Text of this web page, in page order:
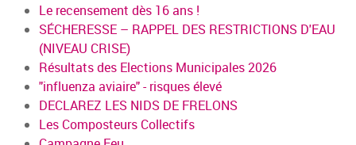
Le recensement dès 16 ans !
SÉCHERESSE – RAPPEL DES RESTRICTIONS D'EAU
(NIVEAU CRISE)
Résultats des Elections Municipales 2026
"influenza aviaire" - risques élevé
DECLAREZ LES NIDS DE FRELONS
Les Composteurs Collectifs